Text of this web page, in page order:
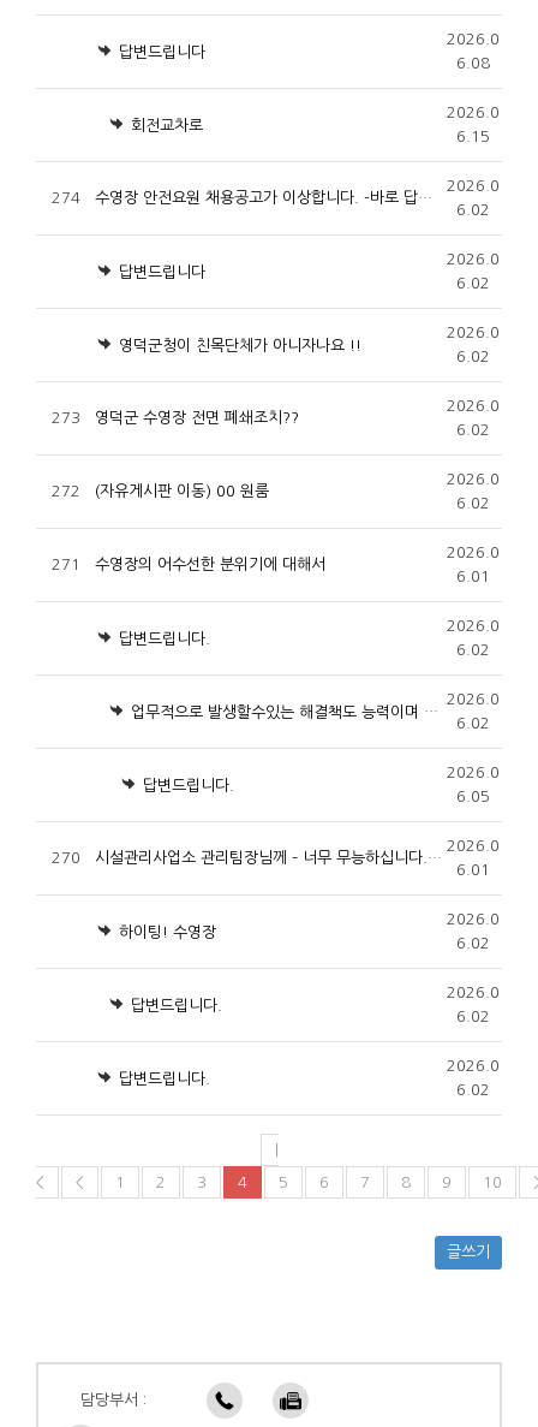
답변드립니다
2026.0
6.08
회전교차로
2026.0
6.15
274 수영장 안전요원 채용공고가 이상합니다. -바로 답변부탁합니다,
2026.0
6.02
답변드립니다
2026.0
6.02
영덕군청이 친목단체가 아니자나요 !!
2026.0
6.02
273 영덕군 수영장 전면 폐쇄조치??
2026.0
6.02
272 (자유게시판 이동) 00 원룸
2026.0
6.02
271 수영장의 어수선한 분위기에 대해서
2026.0
6.01
답변드립니다.
2026.0
6.02
업무적으로 발생할수있는 해결책도 능력이며 의무입니다
2026.0
6.02
답변드립니다.
2026.0
6.05
270 시설관리사업소 관리팀장님께 – 너무 무능하십니다. 군민들을 위해 보직 사임해 주십시오
2026.0
6.01
하이팅! 수영장
2026.0
6.02
답변드립니다.
2026.0
6.02
답변드립니다.
2026.0
6.02
< < 1 2 3 4 5 6 7 8 9 10
글쓰기
담당부서 :